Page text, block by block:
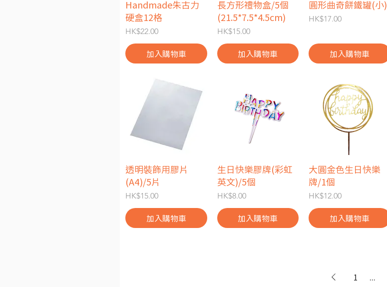
快速瀏覽
Handmade朱古力
硬盒12格
價格
HK$22.00
加入購物車
快速瀏覽
長方形禮物盒/5個
(21.5*7.5*4.5cm)
價格
HK$15.00
加入購物車
快速瀏覽
圓形曲奇餅鐵罐(小)
價格
HK$17.00
加入購物車
快速瀏覽
透明裝飾用膠片
(A4)/5片
價格
HK$15.00
加入購物車
快速瀏覽
生日快樂膠牌(彩虹
英文)/5個
價格
HK$8.00
加入購物車
快速瀏覽
大圓金色生日快樂
牌/1個
價格
HK$12.00
加入購物車
1 ...